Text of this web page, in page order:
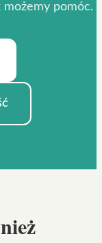
pomóc.